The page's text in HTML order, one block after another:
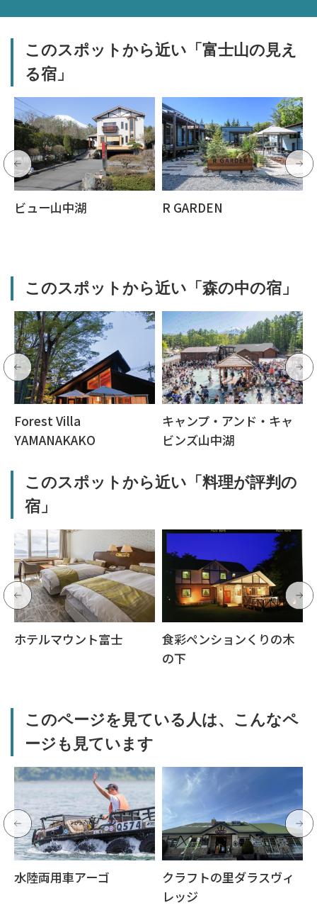
このスポットから近い「富士山の見え
る宿」
ビュー山中湖 R GARDEN
このスポットから近い「森の中の宿」
Forest Villa
YAMANAKAKO
キャンプ・アンド・キャ
ビンズ山中湖
このスポットから近い「料理が評判の
宿」
ホテルマウント富士
食彩ペンションくりの木
の下
このページを見ている人は、こんなペ
ージも見ています
水陸両用車アーゴ
クラフトの里ダラスヴィ
レッジ